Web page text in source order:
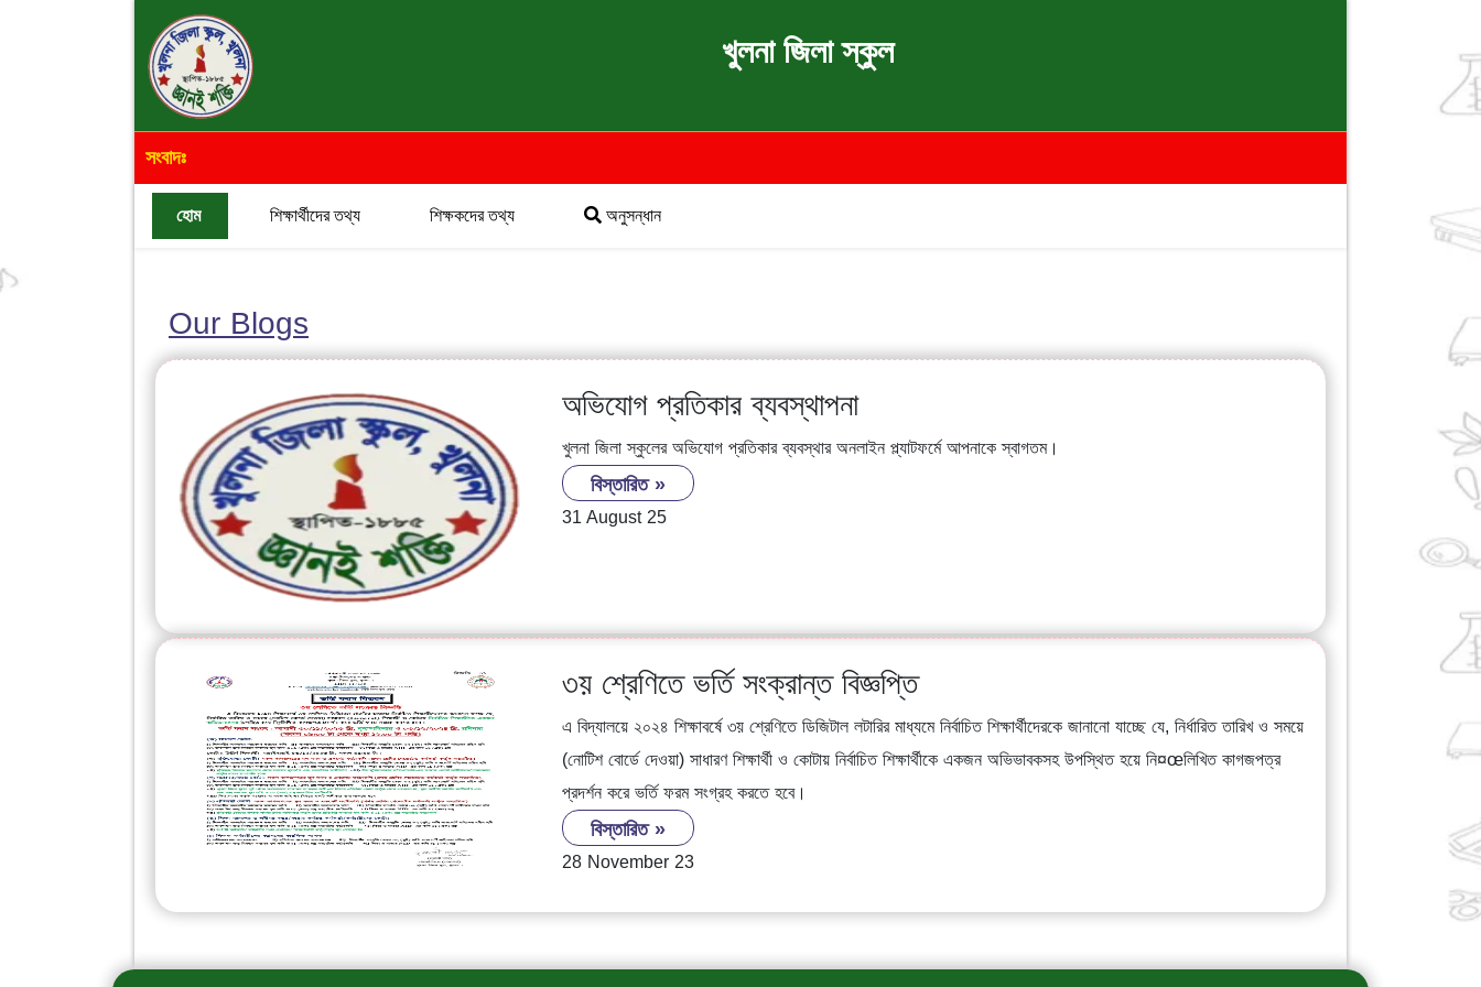
খুলনা জিলা স্কুল
সংবাদঃ
হোম শিক্ষার্থীদের তথ্য শিক্ষকদের তথ্য অনুসন্ধান
Our Blogs
অভিযোগ প্রতিকার ব্যবস্থাপনা
খুলনা জিলা স্কুলের অভিযোগ প্রতিকার ব্যবস্থার অনলাইন প্ল্যাটফর্মে আপনাকে স্বাগতম।
বিস্তারিত »
31 August 25
৩য় শ্রেণিতে ভর্তি সংক্রান্ত বিজ্ঞপ্তি
এ বিদ্যালয়ে ২০২৪ শিক্ষাবর্ষে ৩য় শ্রেণিতে ডিজিটাল লটারির মাধ্যমে নির্বাচিত শিক্ষার্থীদেরকে জানানো যাচ্ছে যে, নির্ধারিত তারিখ ও সময়ে
(নোটিশ বোর্ডে দেওয়া) সাধারণ শিক্ষার্থী ও কোটায় নির্বাচিত শিক্ষার্থীকে একজন অভিভাবকসহ উপস্থিত হয়ে নি¤œলিখিত কাগজপত্র
প্রদর্শন করে ভর্তি ফরম সংগ্রহ করতে হবে।
বিস্তারিত »
28 November 23